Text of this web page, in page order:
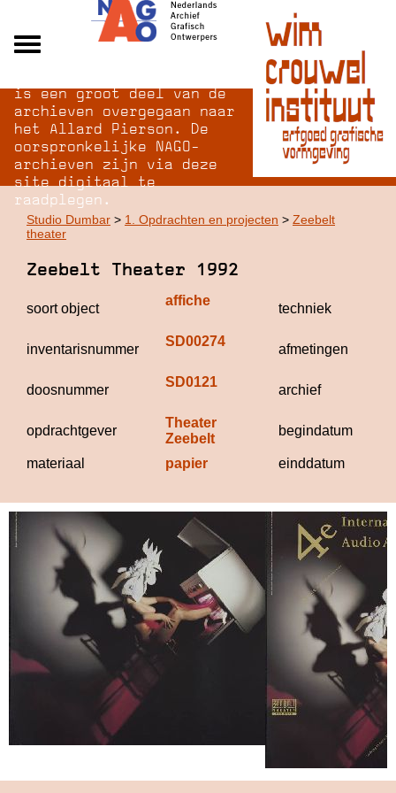
Over NAGO
Over WCI
Inloggen
is een groot deel van de
archieven overgegaan naar
het Allard Pierson. De
oorspronkelijke NAGO-
archieven zijn via deze
site digitaal te
raadplegen.
Studio Dumbar > 1. Opdrachten en projecten > Zeebelt
theater
Zeebelt Theater 1992
soort object
affiche
techniek
inventarisnummer
SD00274
afmetingen
doosnummer
SD0121
archief
opdrachtgever
Theater
Zeebelt
begindatum
materiaal papier einddatum